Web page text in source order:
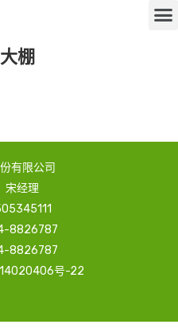
棚
有限公司
宋经理
8826787
8826787
14020406号-22